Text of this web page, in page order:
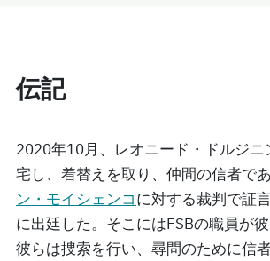
伝記
2020年10月、レオニード・ドルジニ
宅し、着替えを取り、仲間の信者で
ン・モイシェンコに対する裁判で証
に出廷した。そこにはFSBの職員が彼
彼らは捜索を行い、尋問のために信